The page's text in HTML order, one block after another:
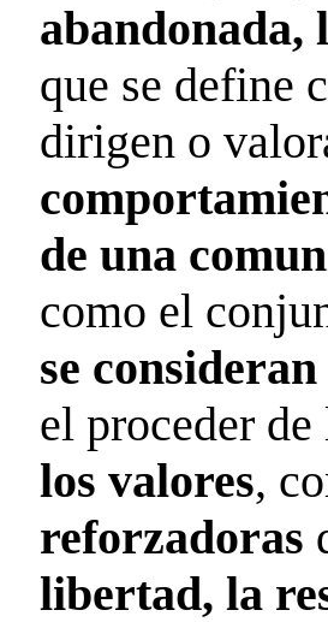
abandonada,
que se define
dirigen o
de una
como el
se
el proceder
los valores,
reforzadoras
libertad, la